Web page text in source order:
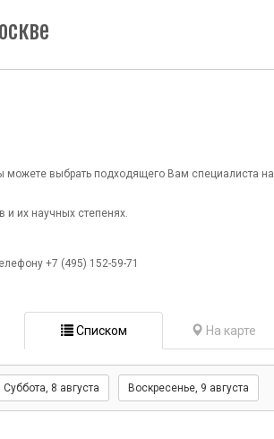
можете выбрать подходящего Вам специалиста на
их научных степенях.
+7 (495) 152-59-71
Списком
На карте
Суббота, 8 августа Воскресенье, 9 августа